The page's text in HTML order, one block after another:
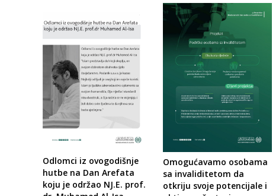
Odlomci iz ovogodišnje
hutbe na Dan Arefata
koju je održao NJ.E. prof.
Omogućavamo osobama
sa invaliditetom da
otkriju svoje potencijale i